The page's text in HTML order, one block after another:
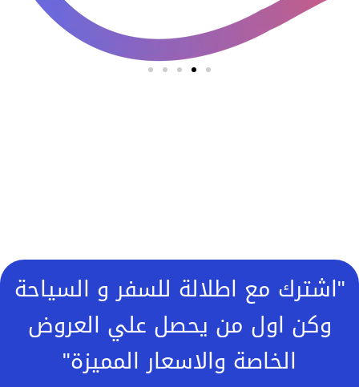
"اشترك مع اطلالة للسفر و السياحة
وكن اول من يحصل علي العروض
الخاصة والاسعار المميزة"